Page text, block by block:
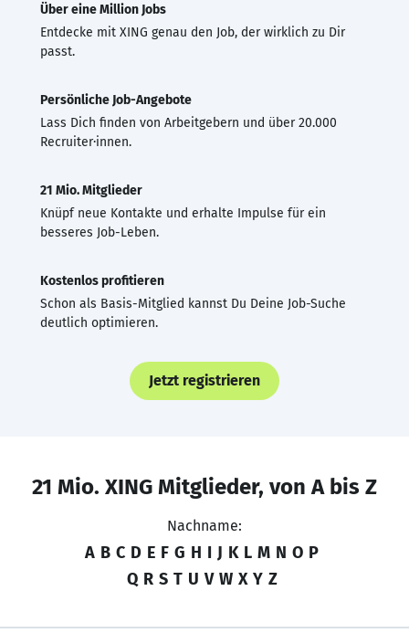
Über eine Million Jobs
Entdecke mit XING genau den Job, der wirklich zu Dir
passt.
Persönliche Job-Angebote
Lass Dich finden von Arbeitgebern und über 20.000
Recruiter·innen.
21 Mio. Mitglieder
Knüpf neue Kontakte und erhalte Impulse für ein
besseres Job-Leben.
Kostenlos profitieren
Schon als Basis-Mitglied kannst Du Deine Job-Suche
deutlich optimieren.
Jetzt registrieren
21 Mio. XING Mitglieder, von A bis Z
Nachname:
A B C D E F G H I J K L M N O P
Q R S T U V W X Y Z